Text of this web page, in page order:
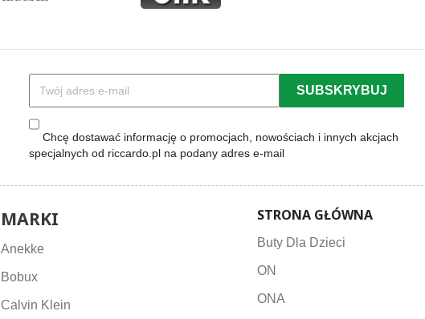
Chcę dostawać informację o promocjach, nowościach i innych akcjach
specjalnych od riccardo.pl na podany adres e-mail
MARKI
Anekke
Bobux
Calvin Klein
STRONA GŁÓWNA
Buty Dla Dzieci
ON
ONA